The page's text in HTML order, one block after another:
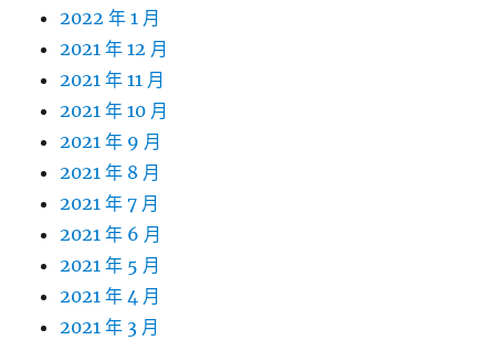
2022 年 1 月
2021 年 12 月
2021 年 11 月
2021 年 10 月
2021 年 9 月
2021 年 8 月
2021 年 7 月
2021 年 6 月
2021 年 5 月
2021 年 4 月
2021 年 3 月